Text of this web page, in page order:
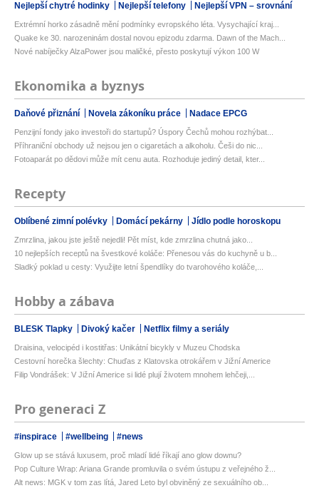
Nejlepší chytré hodinky Nejlepší telefony Nejlepší VPN – srovnání
Extrémní horko zásadně mění podmínky evropského léta. Vysychající kraj...
Quake ke 30. narozeninám dostal novou epizodu zdarma. Dawn of the Mach...
Nové nabíječky AlzaPower jsou maličké, přesto poskytují výkon 100 W
Ekonomika a byznys
Daňové přiznání Novela zákoníku práce Nadace EPCG
Penzijní fondy jako investoři do startupů? Úspory Čechů mohou rozhýbat...
Příhraniční obchody už nejsou jen o cigaretách a alkoholu. Češi do nic...
Fotoaparát po dědovi může mít cenu auta. Rozhoduje jediný detail, kter...
Recepty
Oblíbené zimní polévky Domácí pekárny Jídlo podle horoskopu
Zmrzlina, jakou jste ještě nejedli! Pět míst, kde zmrzlina chutná jako...
10 nejlepších receptů na švestkové koláče: Přenesou vás do kuchyně u b...
Sladký poklad u cesty: Využijte letní špendlíky do tvarohového koláče,...
Hobby a zábava
BLESK Tlapky Divoký kačer Netflix filmy a seriály
Draisina, velocipéd i kostitřas: Unikátní bicykly v Muzeu Chodska
Cestovní horečka šlechty: Chuďas z Klatovska otrokářem v Jižní Americe
Filip Vondrášek: V Jižní Americe si lidé plují životem mnohem lehčeji,...
Pro generaci Z
#inspirace #wellbeing #news
Glow up se stává luxusem, proč mladí lidé říkají ano glow downu?
Pop Culture Wrap: Ariana Grande promluvila o svém ústupu z veřejného ž...
Alt news: MGK v tom zas lítá, Jared Leto byl obviněný ze sexuálního ob...